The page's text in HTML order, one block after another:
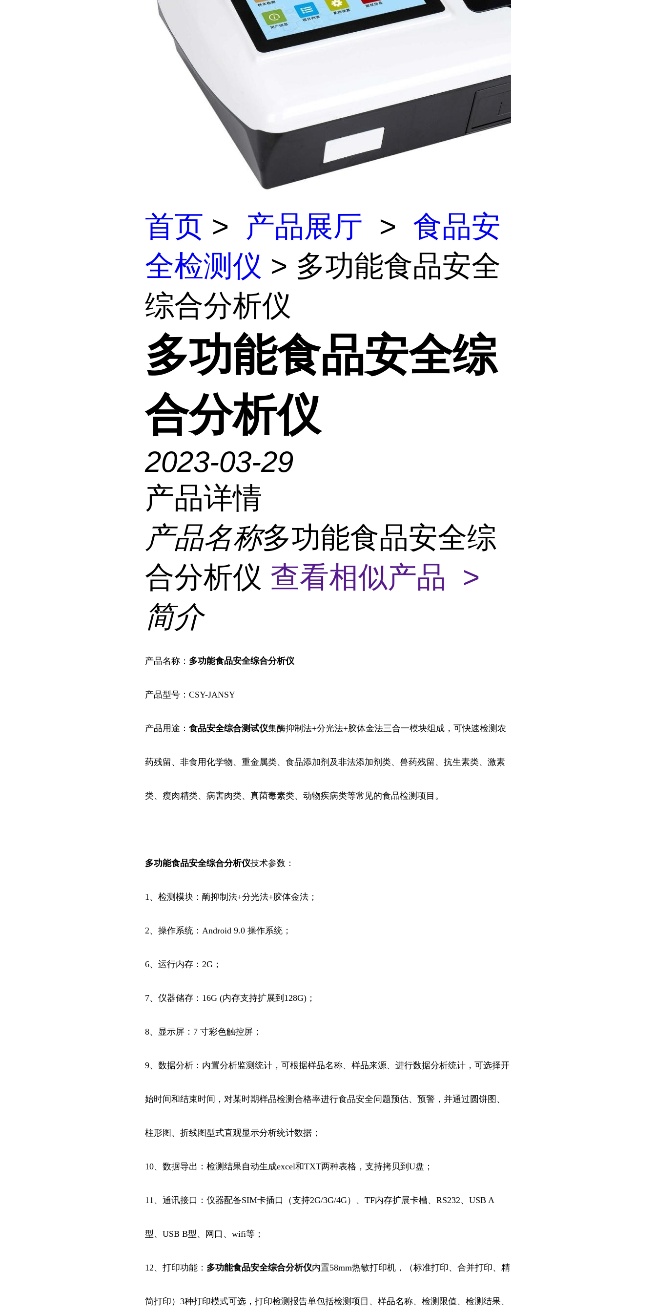
首页 > 产品展厅 > 食品安
全检测仪 > 多功能食品安全
综合分析仪
多功能食品安全综
合分析仪
2023-03-29
产品详情
产品名称多功能食品安全综
合分析仪 查看相似产品 >
简介
产品名称： 多功能食品安全综合分析仪
产品型号：CSY-JANSY
产品用途： 食品安全综合测试仪集酶抑制 法+分光法+胶体金法三合一模块组成，可快速检测农
药残留、非食用化学物、重金属类、食品添加剂及非法添加剂类、兽药残留、抗生素类、激素
类、瘦肉精类、病害肉类、真菌毒素类、动物疾病类等常见的食品检测项目。
多功能食品安全综合分析仪技术参数：
1、检测模块：酶抑制 法+分光法+胶体金法；
2、操作系统：Android 9.0 操作系统；
6、运行内存：2G；
7、仪器储存：16G (内存支持扩展到128G)；
8、显示屏：7 寸彩色触控屏；
9、数据分析：内置分析监测统计，可根据样品名称、样品来源、进行数据分析统计，可选择开
始时间和结束时间，对某时期样品检测合格率进行食品安全问题预估、预警，并通过圆饼图、
柱形图、折线图型式直观显示分析统计数据；
10、数据导出：检测结果自动生成excel和TXT两种表格，支持拷贝到U盘；
11、通讯接口：仪器配备SIM卡插口（支持2G/3G/4G）、TF内存扩展卡槽、RS232、USB A
型、USB B型、网口、wifi等；
12、打印功能： 多功能食品安全综合分析仪内置58mm热敏打印机，（标准打印、合并打印、精
简打印）3种打印模式可选，打印检测报告单包括检测项目、样品名称、检测限值、检测结果、